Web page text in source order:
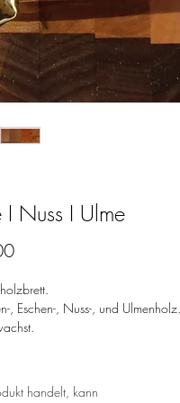
I Nuss I Ulme
Preis
, Eschen-, Nuss-, und Ulmenholz.
handelt, kann